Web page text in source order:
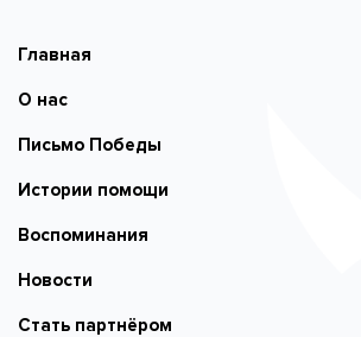
Главная
О нас
Письмо Победы
Истории помощи
Воспоминания
Новости
Стать партнёром